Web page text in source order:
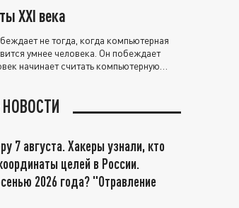
XXI века
не тогда, когда компьютерная
умнее человека. Он побеждает
начинает считать компьютерную
7 августа. Хакеры узнали, кто
целей в России.
2026 года? "Отравление